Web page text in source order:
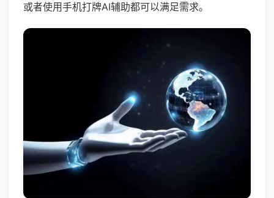
或者使用手机打牌AI辅助都可以满足需求。